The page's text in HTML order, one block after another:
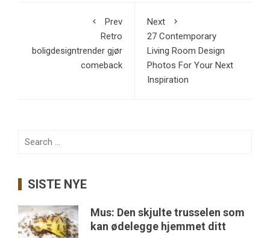
Prev
Retro
boligdesigntrender gjør
comeback
Next
27 Contemporary
Living Room Design
Photos For Your Next
Inspiration
Search
SISTE NYE
Mus: Den skjulte trusselen som
kan ødelegge hjemmet ditt